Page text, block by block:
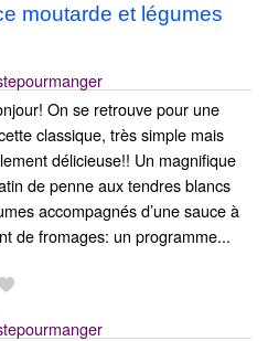
moutarde et légumes
On se retrouve pour une
classique, très simple mais
délicieuse!! Un magnifique
de penne aux tendres blancs
accompagnés d’une sauce à
de fromages: un programme...